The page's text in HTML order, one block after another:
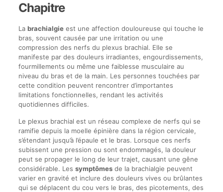
Chapitre
La brachialgieest une affection douloureuse qui touche le
bras, souvent causée par une irritation ou une
compression des nerfs du plexus brachial. Elle se
manifeste par des douleurs irradiantes, engourdissements,
fourmillements ou même une faiblesse musculaire au
niveau du bras et de la main. Les personnes touchées par
cette condition peuvent rencontrer d’importantes
limitations fonctionnelles, rendant les activités
quotidiennes difficiles.
Le plexus brachial est un réseau complexe de nerfs qui se
ramifie depuis la moelle épinière dans la région cervicale,
s’étendant jusqu’à l’épaule et le bras. Lorsque ces nerfs
subissent une pression ou sont endommagés, la douleur
peut se propager le long de leur trajet, causant une gêne
considérable. Les symptômesde la brachialgie peuvent
varier en gravité et inclure des douleurs vives ou brûlantes
qui se déplacent du cou vers le bras, des picotements, des